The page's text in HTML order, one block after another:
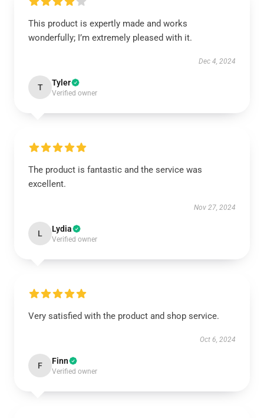
This product is expertly made and works
wonderfully; I’m extremely pleased with it.
Dec 4, 2024
T Tyler
Verified owner
The product is fantastic and the service was
excellent.
Nov 27, 2024
L Lydia
Verified owner
Very satisfied with the product and shop service.
Oct 6, 2024
F Finn
Verified owner